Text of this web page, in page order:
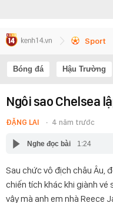
Sport
Bóng đá Hậu Trường
Ngôi sao Chelsea
ĐẶNG LAI 4 năm trước
Nghe đọc bài 1:24
Sau chức vô địch châu Âu,
chiến tích khác khi giành
vậy mà anh em nhà Reece